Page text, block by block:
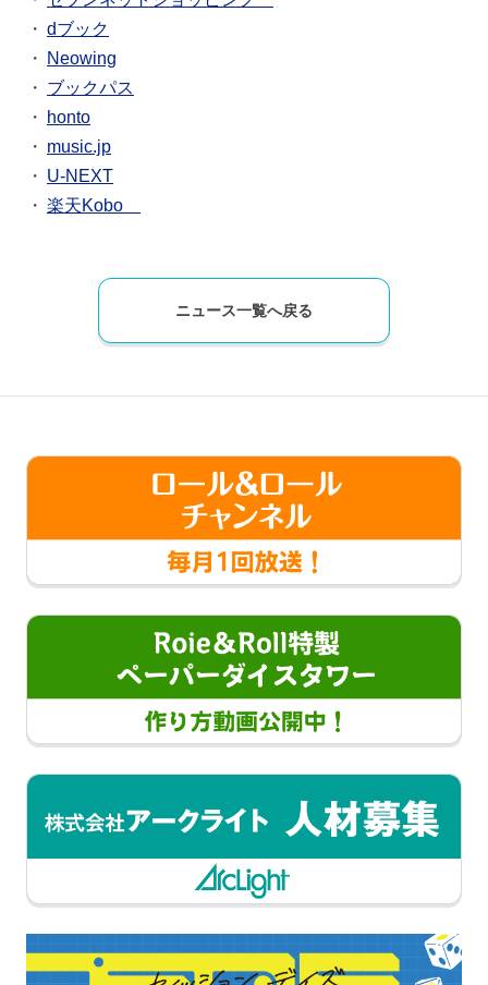
dブック
Neowing
ブックパス
honto
music.jp
U-NEXT
楽天Kobo
ニュース一覧へ戻る